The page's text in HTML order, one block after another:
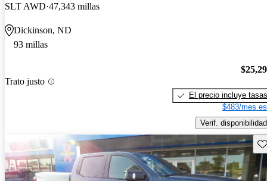
SLT AWD 47,343 millas
Dickinson, ND
93 millas
Trato justo
El precio incluye tasas
$483/mes
Verif. disponibilidad